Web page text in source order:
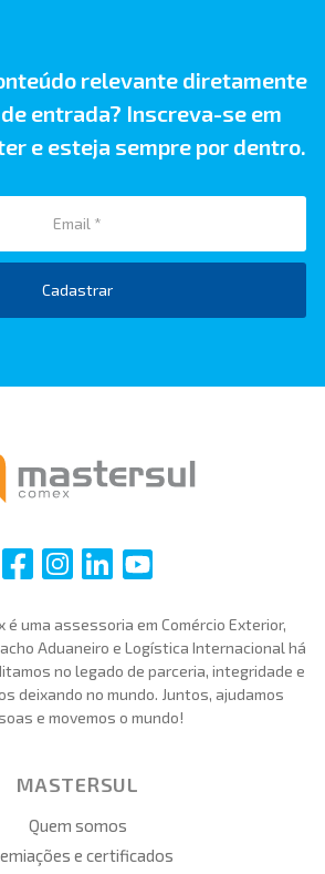
relevante diretamente
entrada? Inscreva-se em
e esteja sempre por dentro.
Cadastrar
i i i i
é uma assessoria em Comércio Exterior,
Aduaneiro e Logística Internacional há
no legado de parceria, integridade e
deixando no mundo. Juntos, ajudamos
e movemos o mundo!
MASTERSUL
Quem somos
e certificados